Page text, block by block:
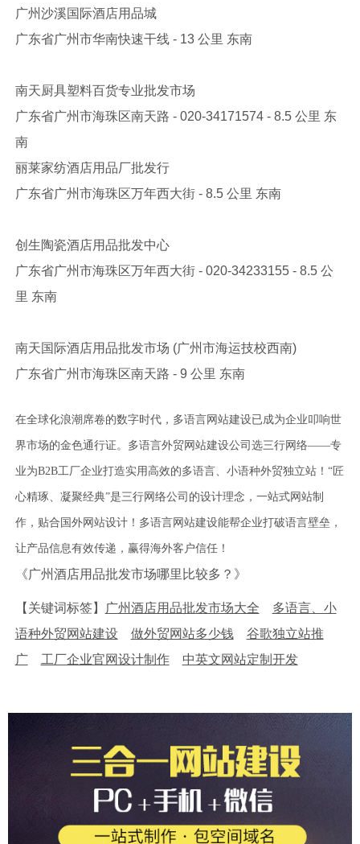
广州沙溪国际酒店用品城‎
广东省广州市华南快速干线‎ - 13 公里 东南
南天厨具塑料百货专业批发市场‎
广东省广州市海珠区南天路‎ - 020-34171574‎ - 8.5 公里 东
南
丽莱家纺酒店用品厂批发行‎
广东省广州市海珠区万年西大街‎ - 8.5 公里 东南
创生陶瓷酒店用品批发中心‎
广东省广州市海珠区万年西大街‎ - 020-34233155‎ - 8.5 公
里 东南
南天国际酒店用品批发市场 (广州市海运技校西南)‎
广东省广州市海珠区南天路‎ - 9 公里 东南
在全球化浪潮席卷的数字时代，多语言网站建设已成为企业叩响世
界市场的金色通行证。多语言外贸网站建设公司选三行网络——专
业为B2B工厂企业打造实用高效的多语言、小语种外贸独立站！“匠
心精琢、凝聚经典”是三行网络公司的设计理念，一站式网站制
作，贴合国外网站设计！多语言网站建设能帮企业打破语言壁垒，
让产品信息有效传递，赢得海外客户信任！
《广州酒店用品批发市场哪里比较多？》
【关键词标签】 广州酒店用品批发市场大全
多语言、小
语种外贸网站建设
做外贸网站多少钱
谷歌独立站推
广
工厂企业官网设计制作 中英文网站定制开发